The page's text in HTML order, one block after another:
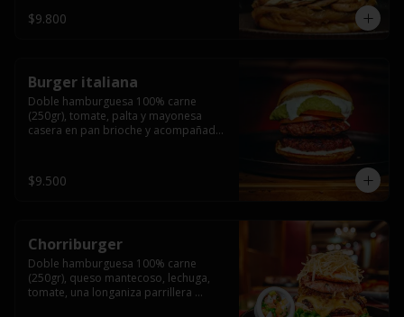
fritas.
$9.800
Burger italiana
Doble hamburguesa 100% carne
(250gr), tomate, palta y mayonesa
casera en pan brioche y acompañado
$9.500
Chorriburger
Doble hamburguesa 100% carne
(250gr), queso mantecoso, lechuga,
tomate, una longaniza parrillera